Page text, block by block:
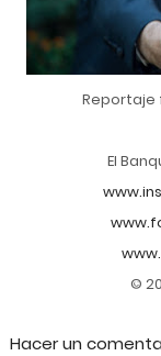
Reportaje
El
©
Hacer un